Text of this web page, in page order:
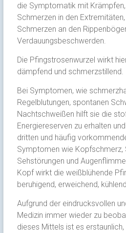
die Symptomatik mit
Schmerzen in den
Schmerzen an den
Verdauungsbeschwerden.
Die Pfingstrosenwurzel wirkt
dämpfend und schmerzstillend.
Bei Symptomen, wie
Regelblutungen, spontanen
Nachtschweißen hilft sie die
Energiereserven zu erhalten
dritten und häufig
Symptomen wie Kopfschmerz,
Sehstörungen und
Kopf wirkt die weißblühende
beruhigend, erweichend,
Aufgrund der eindrucksvollen
Medizin immer wieder zu
dieses Mittels ist es